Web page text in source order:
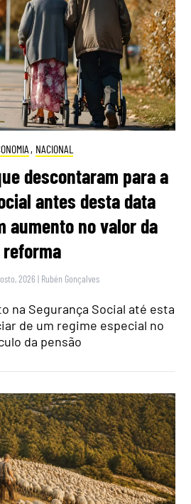
, NACIONAL
descontaram para a
antes desta data
aumento no valor da
reforma
2026 | Rubén Gonçalves
na Segurança Social até esta
de um regime especial no
da pensão